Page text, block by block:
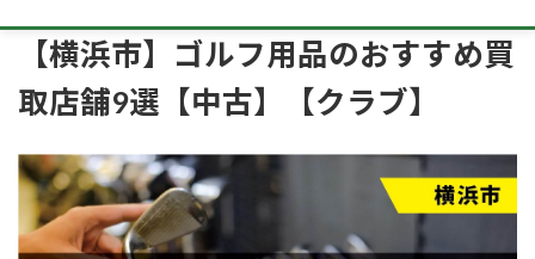
【横浜市】ゴルフ用品のおすすめ買
取店舗9選【中古】【クラブ】